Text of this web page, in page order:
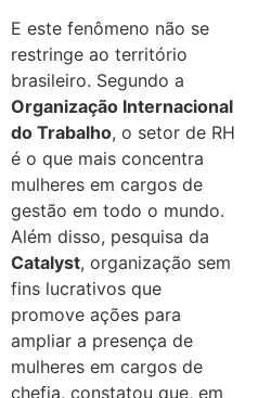
E este fenômeno não se
restringe ao território
brasileiro. Segundo a
Organização Internacional
do Trabalho, o setor de RH
é o que mais concentra
mulheres em cargos de
gestão em todo o mundo.
Além disso, pesquisa da
Catalyst, organização sem
fins lucrativos que
promove ações para
ampliar a presença de
mulheres em cargos de
chefia, constatou que, em